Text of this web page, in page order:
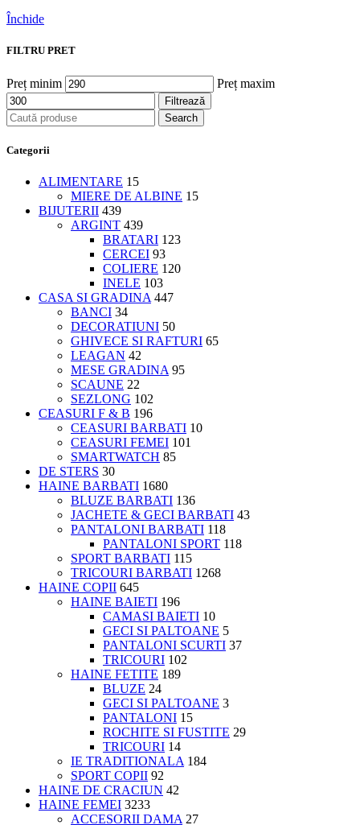
Închide
FILTRU PRET
Preț minim Preț maxim
Filtrează
Search
Categorii
ALIMENTARE 15
MIERE DE ALBINE 15
BIJUTERII 439
ARGINT 439
BRATARI 123
CERCEI 93
COLIERE 120
INELE 103
CASA SI GRADINA 447
BANCI 34
DECORATIUNI 50
GHIVECE SI RAFTURI 65
LEAGAN 42
MESE GRADINA 95
SCAUNE 22
SEZLONG 102
CEASURI F & B 196
CEASURI BARBATI 10
CEASURI FEMEI 101
SMARTWATCH 85
DE STERS 30
HAINE BARBATI 1680
BLUZE BARBATI 136
JACHETE & GECI BARBATI 43
PANTALONI BARBATI 118
PANTALONI SPORT 118
SPORT BARBATI 115
TRICOURI BARBATI 1268
HAINE COPII 645
HAINE BAIETI 196
CAMASI BAIETI 10
GECI SI PALTOANE 5
PANTALONI SCURTI 37
TRICOURI 102
HAINE FETITE 189
BLUZE 24
GECI SI PALTOANE 3
PANTALONI 15
ROCHITE SI FUSTITE 29
TRICOURI 14
IE TRADITIONALA 184
SPORT COPII 92
HAINE DE CRACIUN 42
HAINE FEMEI 3233
ACCESORII DAMA 27